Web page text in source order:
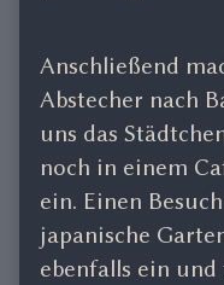
Anschließend
Abstecher nach
uns das
noch in einem
ein. Einen
japanische
ebenfalls ein